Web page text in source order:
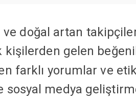
ve doğal artan
kişilerden gelen
farklı yorumlar ve
sosyal medya